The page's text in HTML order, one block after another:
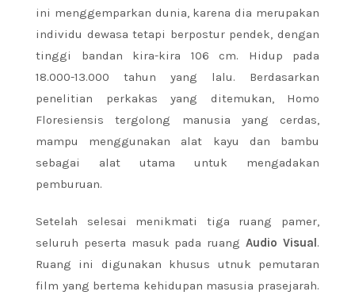
ini menggemparkan dunia, karena dia merupakan
individu dewasa tetapi berpostur pendek, dengan
tinggi bandan kira-kira 106 cm. Hidup pada
18.000-13.000 tahun yang lalu. Berdasarkan
penelitian perkakas yang ditemukan, Homo
Floresiensis tergolong manusia yang cerdas,
mampu menggunakan alat kayu dan bambu
sebagai alat utama untuk mengadakan
pemburuan.
Setelah selesai menikmati tiga ruang pamer,
seluruh peserta masuk pada ruangAudio Visual .
Ruang ini digunakan khusus utnuk pemutaran
film yang bertema kehidupan masusia prasejarah.